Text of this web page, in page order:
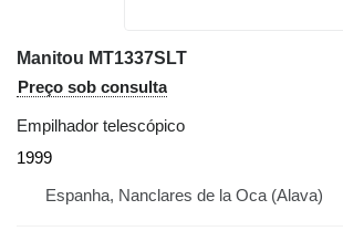
Manitou MT1337SLT
Preço sob consulta
Empilhador telescópico
1999
Espanha, Nanclares de la Oca (Alava)